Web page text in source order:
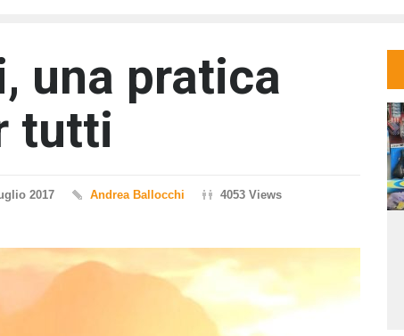
una pratica
tutti
2017 Andrea Ballocchi
4053 Views